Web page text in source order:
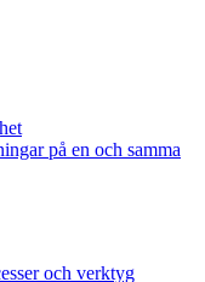
på en och samma
och verktyg